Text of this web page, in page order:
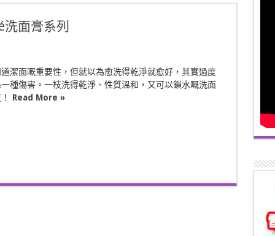
面膏系列
潔面嘅重要性，但就以為愈洗得乾淨就愈好，其實過度
種傷害。一枝洗得乾淨、性質溫和，又可以鎖水嘅洗面
Read More »